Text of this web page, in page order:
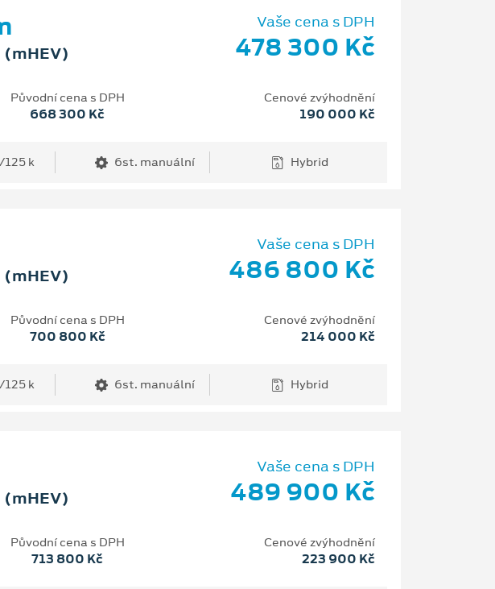
(mHEV)
Vaše cena s DPH
478 300 Kč
Původní cena s DPH
668 300 Kč
Cenové zvýhodnění
190 000 Kč
125 k 6st. manuální Hybrid
(mHEV)
Vaše cena s DPH
486 800 Kč
Původní cena s DPH
700 800 Kč
Cenové zvýhodnění
214 000 Kč
125 k 6st. manuální Hybrid
(mHEV)
Vaše cena s DPH
489 900 Kč
Původní cena s DPH
713 800 Kč
Cenové zvýhodnění
223 900 Kč